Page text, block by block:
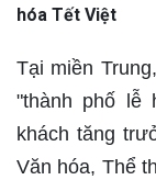
hóa Tết Việt
Tại miền
"thành phố lễ
khách tăng
Văn hóa, Thể